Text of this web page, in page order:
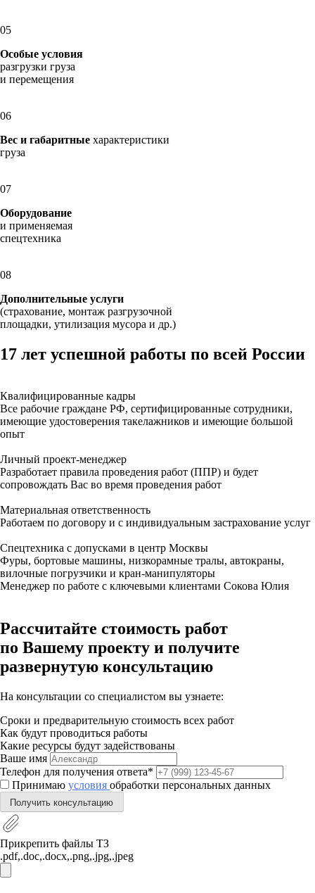
05
Особые условия
разгрузки груза
и перемещения
06
Вес и габаритные характеристики
груза
07
Оборудование
и применяемая
спецтехника
08
Дополнительные услуги
(страхование, монтаж разгрузочной
площадки, утилизация мусора и др.)
17 лет успешной работы по всей России
Квалифицированные кадры
Все рабочие граждане РФ, сертифицированные сотрудники,
имеющие удостоверения такелажников и имеющие большой
опыт
Личный проект-менеджер
Разработает правила проведения работ (ППР) и будет
сопровождать Вас во время проведения работ
Матери альная ответственность
Работаем по договору и с индивидуальным застрахование услуг
Cпецте хника с допусками в центр Москвы
Фуры, бортовые машины, низкорамные тралы, автокраны,
вилочные погрузчики и кран-манипуляторы
Менеджер по работе с ключевыми клиентами Сокова Юлия
Рассчитайте стоимость работ
по Вашему проекту и получите
развернутую консультацию
На консультации со специалистом вы узнаете:
Сроки и предварительную стоимость всех работ
Как будут проводиться работы
Какие ресурсы будут задействованы
Ваше имя
Телефон для получения ответа*
Принимаю условия обработки персональных данных
Получить консультацию
Прикрепить файлы ТЗ
.pdf,.doc,.docx,.png,.jpg,.jpeg